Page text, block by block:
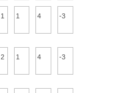
1 1 4 -3
2 1 4 -3